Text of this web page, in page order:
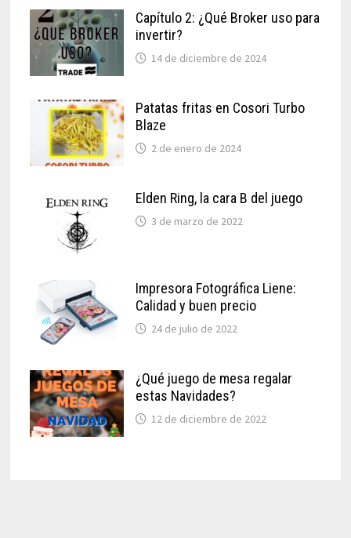
Capítulo 2: ¿Qué Broker uso para
invertir?
14 de diciembre de 2024
Patatas fritas en Cosori Turbo
Blaze
2 de enero de 2024
Elden Ring, la cara B del juego
3 de marzo de 2022
Impresora Fotográfica Liene:
Calidad y buen precio
24 de julio de 2022
¿Qué juego de mesa regalar
estas Navidades?
12 de diciembre de 2022